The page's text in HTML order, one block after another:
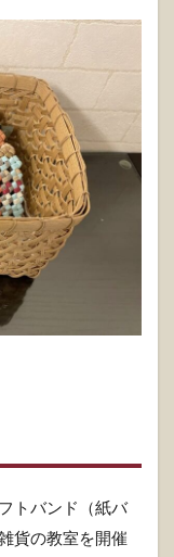
トバンド（紙バ
貨の教室を開催